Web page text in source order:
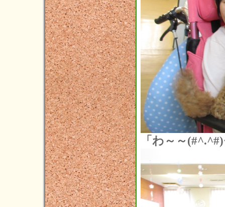
2020年01月(2)
2019年12月(3)
2019年11月(1)
2019年10月(7)
2019年09月(4)
2019年08月(3)
2019年07月(3)
2019年06月(10)
2019年05月(4)
2019年04月(2)
2019年03月(3)
2019年02月(0)
「わ～～